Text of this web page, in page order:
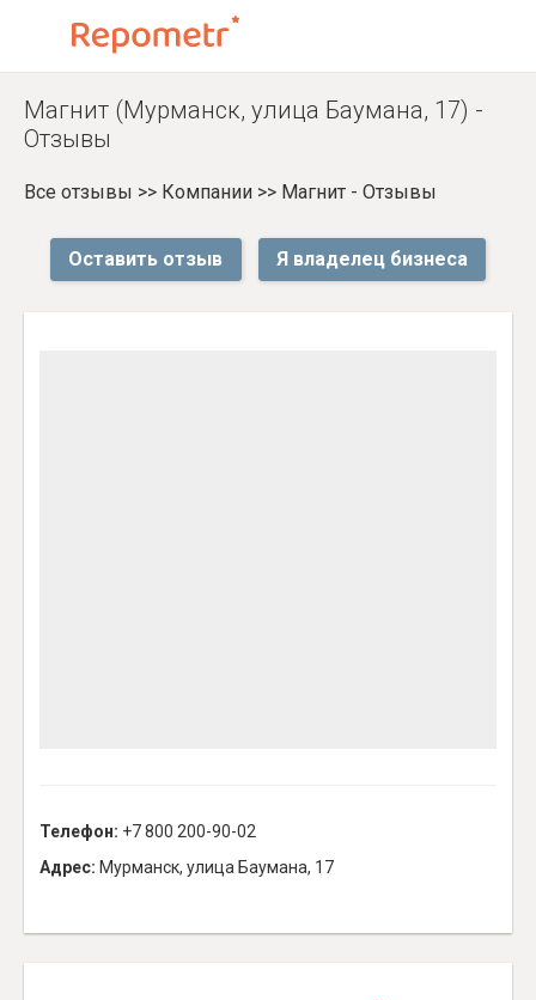
Магнит (Мурманск, улица Баумана, 17) -
Отзывы
Все отзывы >> Компании >> Магнит - Отзывы
Оставить отзыв Я владелец бизнеса
Телефон: +7 800 200-90-02
Адрес: Мурманск, улица Баумана, 17